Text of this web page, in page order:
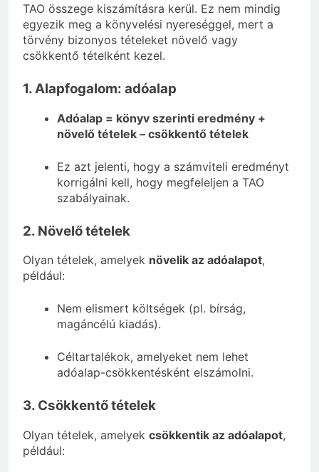
TAO összege kiszámításra kerül. Ez nem mindig
egyezik meg a könyvelési nyereséggel, mert a
törvény bizonyos tételeket növelő vagy
csökkentő tételként kezel.
1. Alapfogalom: adóalap
Adóalap = könyv szerinti eredmény +
növelő tételek – csökkentő tételek
Ez azt jelenti, hogy a számviteli eredményt
korrigálni kell, hogy megfeleljen a TAO
szabályainak.
2. Növelő tételek
Olyan tételek, amelyek növelik az adóalapot,
például:
Nem elismert költségek (pl. bírság,
magáncélú kiadás).
Céltartalékok, amelyeket nem lehet
adóalap-csökkentésként elszámolni.
3. Csökkentő tételek
Olyan tételek, amelyek csökkentik az adóalapot,
például: